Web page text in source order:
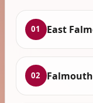
01 East
02